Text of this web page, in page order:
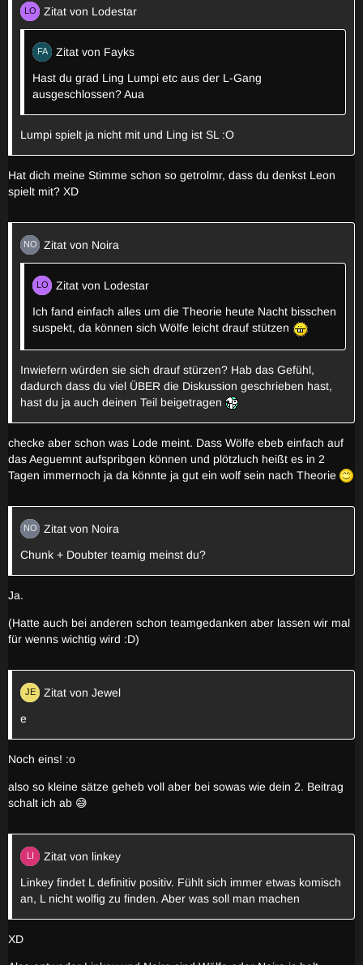
Zitat von Lodestar
Zitat von Fayks
Hast du grad Ling Lumpi etc aus der L-Gang
ausgeschlossen? Aua
Lumpi spielt ja nicht mit und Ling ist SL :O
Hat dich meine Stimme schon so getrolmr, dass du denkst Leon
spielt mit? XD
Zitat von Noira
Zitat von Lodestar
Ich fand einfach alles um die Theorie heute Nacht bisschen
suspekt, da können sich Wölfe leicht drauf stützen
Inwiefern würden sie sich drauf stürzen? Hab das Gefühl,
dadurch dass du viel ÜBER die Diskussion geschrieben hast,
hast du ja auch deinen Teil beigetragen
checke aber schon was Lode meint. Dass Wölfe ebeb einfach auf
das Aeguemnt aufspribgen können und plötzluch heißt es in 2
Tagen immernoch ja da könnte ja gut ein wolf sein nach Theorie
Zitat von Noira
Chunk + Doubter teamig meinst du?
Ja.
(Hatte auch bei anderen schon teamgedanken aber lassen wir mal
für wenns wichtig wird :D)
Zitat von Jewel
e
Noch eins! :o
also so kleine sätze geheb voll aber bei sowas wie dein 2. Beitrag
schalt ich ab 😅
Zitat von linkey
Linkey findet L definitiv positiv. Fühlt sich immer etwas komisch
an, L nicht wolfig zu finden. Aber was soll man machen
XD